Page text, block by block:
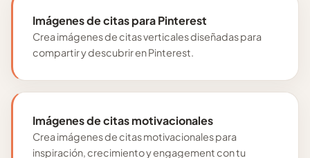
Imágenes de citas para Pinterest
Crea imágenes de citas verticales diseñadas para
compartir y descubrir en Pinterest.
Imágenes de citas motivacionales
Crea imágenes de citas motivacionales para
inspiración, crecimiento y engagement con tu